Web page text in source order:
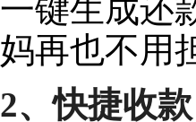
一键生成还
妈再也不用
2、快捷收款